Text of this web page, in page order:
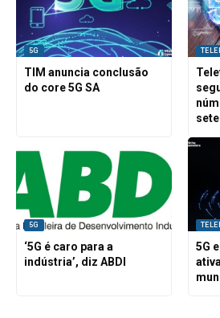
5G
TIM anuncia conclusão
do core 5G SA
5G
‘5G é caro para a
indústria’, diz ABDI
5G